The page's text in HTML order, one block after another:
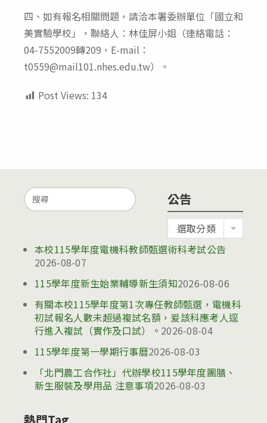
四、如有報名相關問題，請洽本署委辦單位「國立和
美實驗學校」，聯絡人：林佳屏小姐（連絡電話：
04-7552009轉209，E-mail：
t0559@mail101.nhes.edu.tw）。
Post Views: 134
Search
for:
公告
告
選取分類
本校115學年度電機科教師甄選術科考試公告
2026-08-07
115學年度新生始業輔導新生須知2026-08-06
有關本校115學年度第1次專任教師甄選，電機科
初試報名人數未超過複試名額，爰該科應考人逕
行進入複試（實作及口試）。 2026-08-04
115學年度第一學期行事曆2026-08-03
「北門農工合作社」代辦學校115學年度團膳、
新生服裝及學用品 注意事項2026-08-03